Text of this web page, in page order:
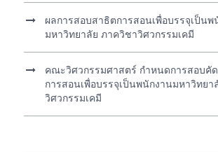
ผลการสอบสาธิตการสอนเพื่อบรรจุเป็นพ
มหาวิทยาลัย ภาควิชาวิศวกรรมเคมี
คณะวิศวกรรมศาสตร์ กำหนดการสอบคั
การสอนเพื่อบรรจุเป็นพนักงานมหาวิทย
วิศวกรรมเคมี